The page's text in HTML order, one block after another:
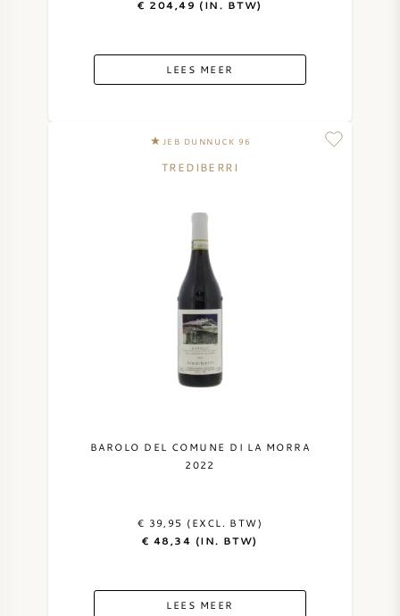
€ 204,49 (IN. BTW)
LEES MEER
JEB DUNNUCK 96
TREDIBERRI
BAROLO DEL COMUNE DI LA MORRA
2022
€ 39,95 (EXCL. BTW)
€ 48,34 (IN. BTW)
LEES MEER